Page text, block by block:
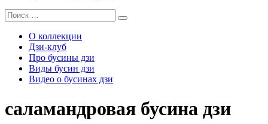
О коллекции
Дзи-клуб
Про бусины дзи
Виды бусин дзи
Видео о бусинах дзи
саламандровая бусина дзи